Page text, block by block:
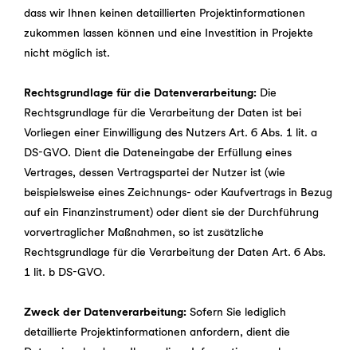
dass wir Ihnen keinen detaillierten Projektinformationen
zukommen lassen können und eine Investition in Projekte
nicht möglich ist.
Rechtsgrundlage für die Datenverarbeitung: Die
Rechtsgrundlage für die Verarbeitung der Daten ist bei
Vorliegen einer Einwilligung des Nutzers Art. 6 Abs. 1 lit. a
DS-GVO. Dient die Dateneingabe der Erfüllung eines
Vertrages, dessen Vertragspartei der Nutzer ist (wie
beispielsweise eines Zeichnungs- oder Kaufvertrags in Bezug
auf ein Finanzinstrument) oder dient sie der Durchführung
vorvertraglicher Maßnahmen, so ist zusätzliche
Rechtsgrundlage für die Verarbeitung der Daten Art. 6 Abs.
1 lit. b DS-GVO.
Zweck der Datenverarbeitung: Sofern Sie lediglich
detaillierte Projektinformationen anfordern, dient die